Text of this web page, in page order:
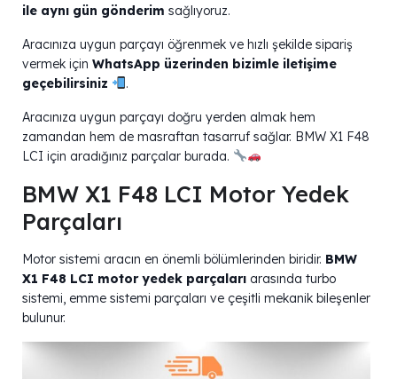
ile aynı gün gönderim sağlıyoruz.
Aracınıza uygun parçayı öğrenmek ve hızlı şekilde sipariş
vermek için WhatsApp üzerinden bizimle iletişime
geçebilirsiniz
.
Aracınıza uygun parçayı doğru yerden almak hem
zamandan hem de masraftan tasarruf sağlar. BMW X1 F48
LCI için aradığınız parçalar burada.
BMW X1 F48 LCI Motor Yedek
Parçaları
Motor sistemi aracın en önemli bölümlerinden biridir. BMW
X1 F48 LCI motor yedek parçaları arasında turbo
sistemi, emme sistemi parçaları ve çeşitli mekanik bileşenler
bulunur.